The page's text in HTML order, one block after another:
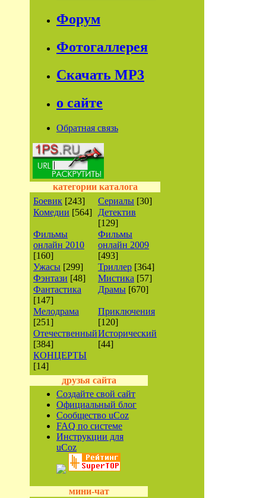
Форум
Фотогаллерея
Скачать МР3
о сайте
Обратная связь
категории каталога
Боевик [243] Сериалы [30]
Комедии [564]
Детектив
[129]
Фильмы
онлайн 2010
[160]
Фильмы
онлайн 2009
[493]
Ужасы [299] Триллер [364]
Фэнтази [48] Мистика [57]
Фантастика
[147]
Драмы [670]
Мелодрама
[251]
Приключения
[120]
Отечественный
[384]
Исторический
[44]
КОНЦЕРТЫ
[14]
друзья сайта
Создайте свой сайт
Официальный блог
Сообщество uCoz
FAQ по системе
Инструкции для
uCoz
мини-чат